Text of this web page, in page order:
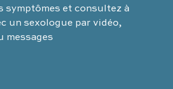
symptômes et consultez à
un sexologue par vidéo,
messages